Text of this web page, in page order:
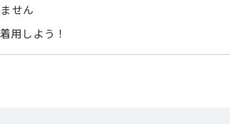
せん
用しよう！